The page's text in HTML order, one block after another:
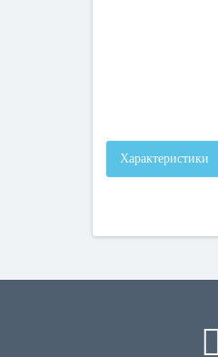
Характеристики